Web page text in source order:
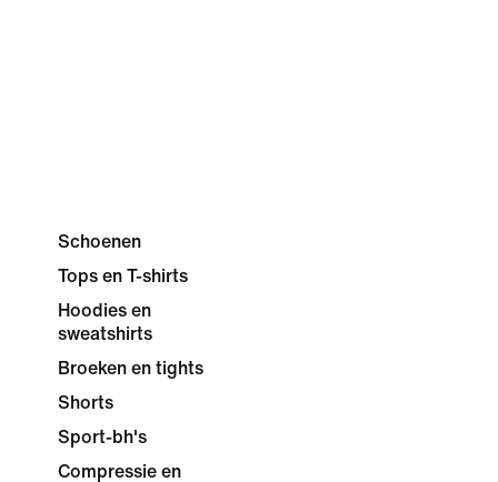
Schoenen
Tops en T-shirts
Hoodies en
sweatshirts
Broeken en tights
Shorts
Sport-bh's
Compressie en